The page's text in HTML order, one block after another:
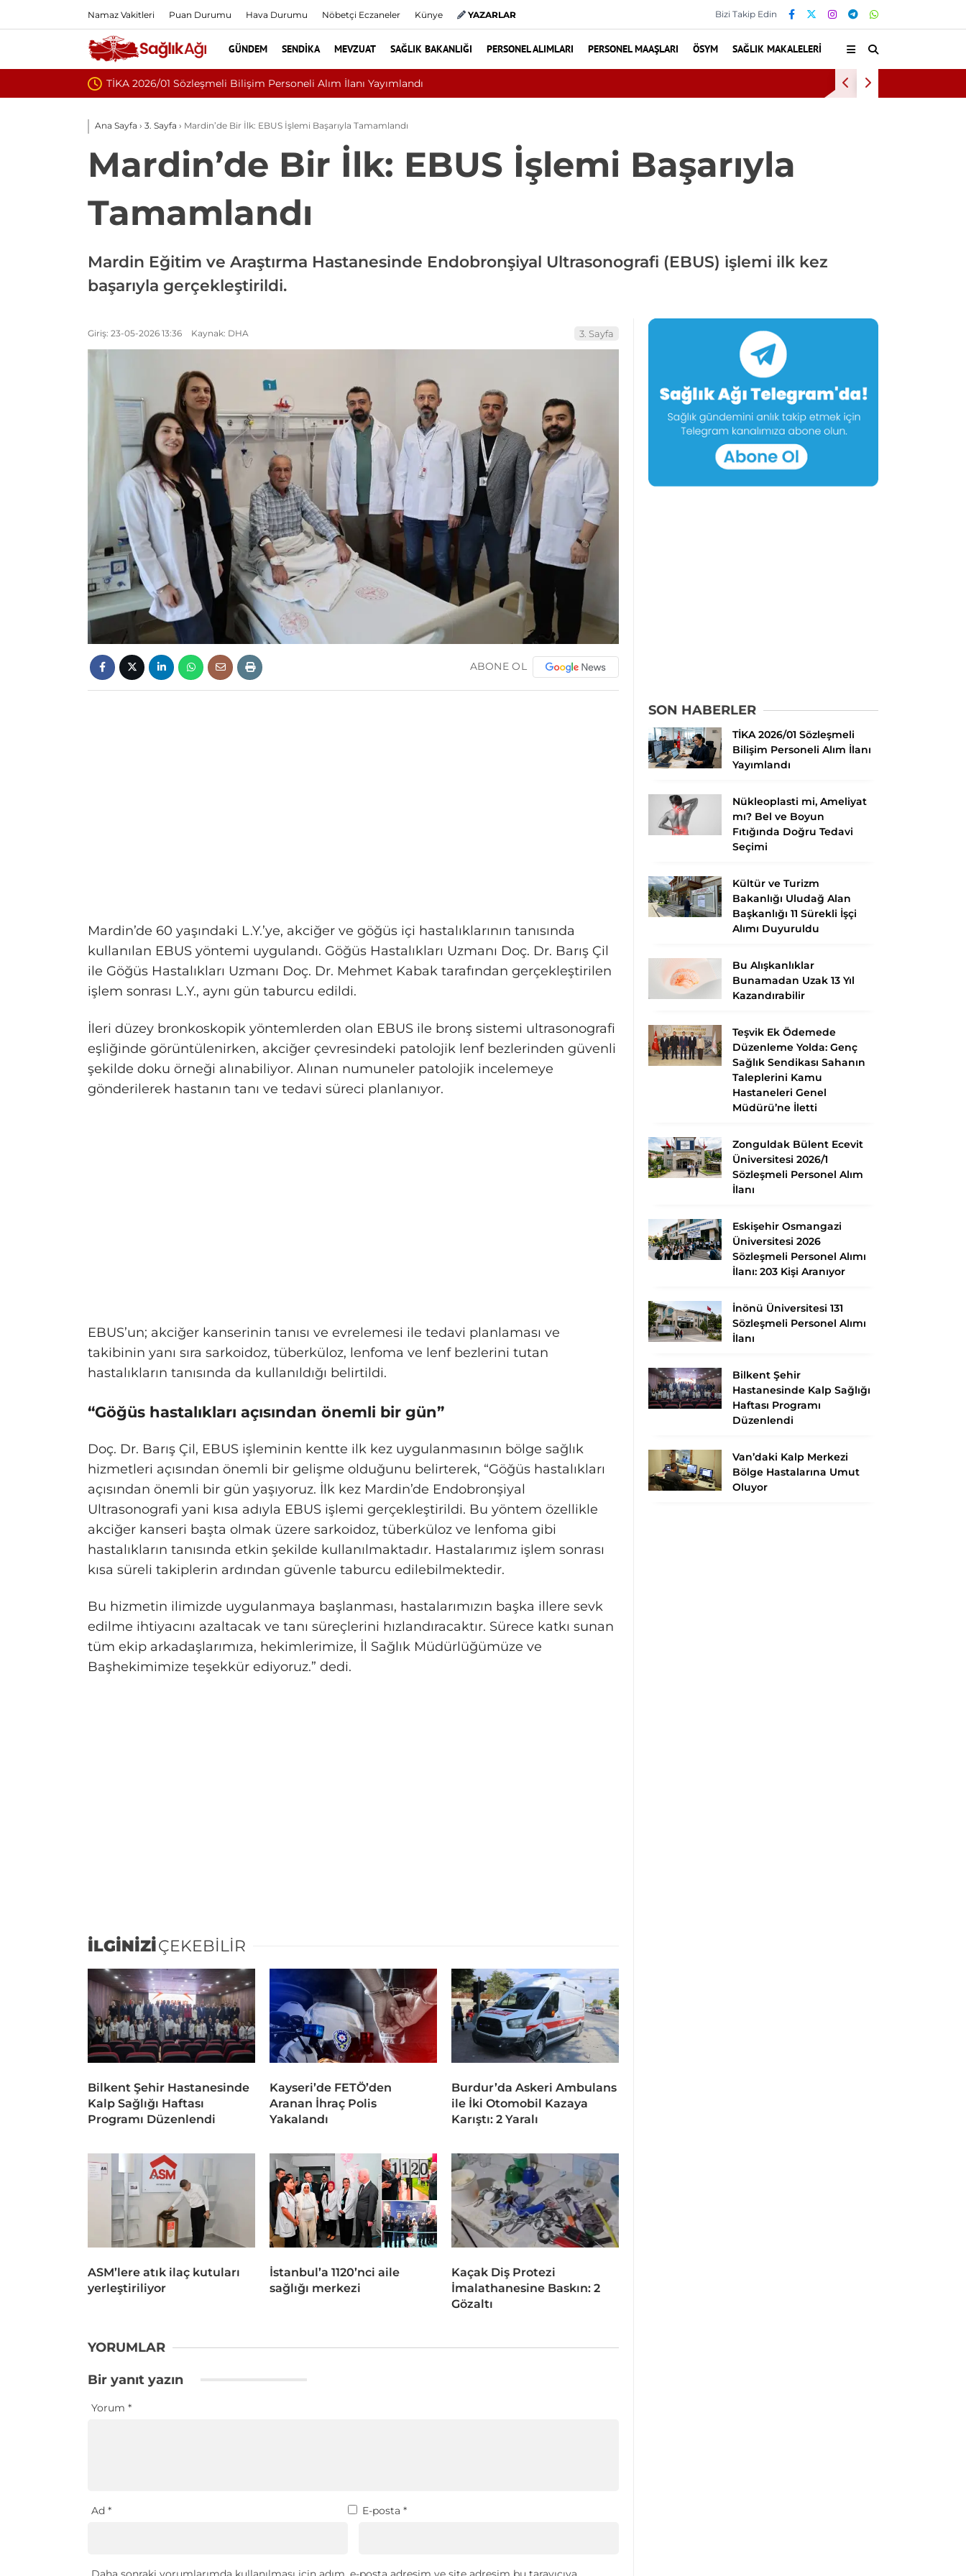
Namaz Vakitleri Puan Durumu Hava Durumu Nöbetçi Eczaneler Künye YAZARLAR Bizi Takip Edin
GÜNDEM SENDIKA MEVZUAT SAĞLIK BAKANLIĞI PERSONEL ALIMLARI PERSONEL MAAŞLARI ÖSYM SAĞLIK MAKALELERI
Nükleoplasti mi, Ameliyat mı? Bel ve Boyun Fıtığında Doğru Tedavi Seçimi
Ana Sayfa › 3. Sayfa › Mardin’de Bir İlk: EBUS İşlemi Başarıyla Tamamlandı
Mardin’de Bir İlk: EBUS İşlemi Başarıyla
Tamamlandı
Mardin Eğitim ve Araştırma Hastanesinde Endobronşiyal Ultrasonografi (EBUS) işlemi ilk kez
başarıyla gerçekleştirildi.
Giriş: 23-05-2026 13:36 Kaynak: DHA 3. Sayfa
ABONE OL
Mardin’de 60 yaşındaki L.Y.’ye, akciğer ve göğüs içi hastalıklarının tanısında
kullanılan EBUS yöntemi uygulandı. Göğüs Hastalıkları Uzmanı Doç. Dr. Barış Çil
ile Göğüs Hastalıkları Uzmanı Doç. Dr. Mehmet Kabak tarafından gerçekleştirilen
işlem sonrası L.Y., aynı gün taburcu edildi.
İleri düzey bronkoskopik yöntemlerden olan EBUS ile bronş sistemi ultrasonografi
eşliğinde görüntülenirken, akciğer çevresindeki patolojik lenf bezlerinden güvenli
şekilde doku örneği alınabiliyor. Alınan numuneler patolojik incelemeye
gönderilerek hastanın tanı ve tedavi süreci planlanıyor.
EBUS’un; akciğer kanserinin tanısı ve evrelemesi ile tedavi planlaması ve
takibinin yanı sıra sarkoidoz, tüberküloz, lenfoma ve lenf bezlerini tutan
hastalıkların tanısında da kullanıldığı belirtildi.
“Göğüs hastalıkları açısından önemli bir gün”
Doç. Dr. Barış Çil, EBUS işleminin kentte ilk kez uygulanmasının bölge sağlık
hizmetleri açısından önemli bir gelişme olduğunu belirterek, “Göğüs hastalıkları
açısından önemli bir gün yaşıyoruz. İlk kez Mardin’de Endobronşiyal
Ultrasonografi yani kısa adıyla EBUS işlemi gerçekleştirildi. Bu yöntem özellikle
akciğer kanseri başta olmak üzere sarkoidoz, tüberküloz ve lenfoma gibi
hastalıkların tanısında etkin şekilde kullanılmaktadır. Hastalarımız işlem sonrası
kısa süreli takiplerin ardından güvenle taburcu edilebilmektedir.
Bu hizmetin ilimizde uygulanmaya başlanması, hastalarımızın başka illere sevk
edilme ihtiyacını azaltacak ve tanı süreçlerini hızlandıracaktır. Sürece katkı sunan
tüm ekip arkadaşlarımıza, hekimlerimize, İl Sağlık Müdürlüğümüze ve
Başhekimimize teşekkür ediyoruz.” dedi.
İLGİNİZİÇEKEBİLİR
Bilkent Şehir Hastanesinde
Kalp Sağlığı Haftası
Programı Düzenlendi
Kayseri’de FETÖ’den
Aranan İhraç Polis
Yakalandı
Burdur’da Askeri Ambulans
ile İki Otomobil Kazaya
Karıştı: 2 Yaralı
ASM’lere atık ilaç kutuları
yerleştiriliyor
İstanbul’a 1120’nci aile
sağlığı merkezi
Kaçak Diş Protezi
İmalathanesine Baskın: 2
Gözaltı
YORUMLAR
Bir yanıt yazın
Yorum *
Ad * E-posta *
SON HABERLER
TİKA 2026/01 Sözleşmeli
Bilişim Personeli Alım İlanı
Yayımlandı
Nükleoplasti mi, Ameliyat
mı? Bel ve Boyun
Fıtığında Doğru Tedavi
Seçimi
Kültür ve Turizm
Bakanlığı Uludağ Alan
Başkanlığı 11 Sürekli İşçi
Alımı Duyuruldu
Bu Alışkanlıklar
Bunamadan Uzak 13 Yıl
Kazandırabilir
Teşvik Ek Ödemede
Düzenleme Yolda: Genç
Sağlık Sendikası Sahanın
Taleplerini Kamu
Hastaneleri Genel
Müdürü’ne İletti
Zonguldak Bülent Ecevit
Üniversitesi 2026/1
Sözleşmeli Personel Alım
İlanı
Eskişehir Osmangazi
Üniversitesi 2026
Sözleşmeli Personel Alımı
İlanı: 203 Kişi Aranıyor
İnönü Üniversitesi 131
Sözleşmeli Personel Alımı
İlanı
Bilkent Şehir
Hastanesinde Kalp Sağlığı
Haftası Programı
Düzenlendi
Van’daki Kalp Merkezi
Bölge Hastalarına Umut
Oluyor